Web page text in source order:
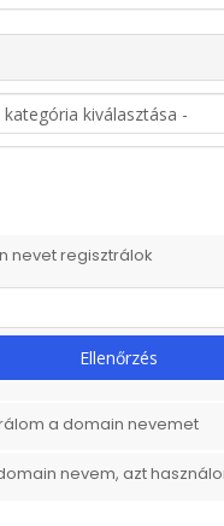
nevet regisztrálok
Ellenőrzés
a domain nevemet
nevem, azt